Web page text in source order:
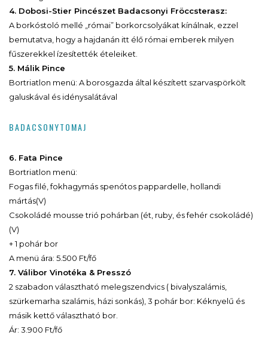
4. Dobosi-Stier Pincészet Badacsonyi Fröccsterasz:
A borkóstoló mellé „római” borkorcsolyákat kínálnak, ezzel
bemutatva, hogy a hajdanán itt élő római emberek milyen
fűszerekkel ízesítették ételeiket.
5. Málik Pince
Bortriatlon menü: A borosgazda által készített szarvaspörkölt
galuskával és idénysalátával
BADACSONYTOMAJ
6. Fata Pince
Bortriatlon menü:
Fogas filé, fokhagymás spenótos pappardelle, hollandi
mártás(V)
Csokoládé mousse trió pohárban (ét, ruby, és fehér csokoládé)
(V)
+ 1 pohár bor
A menü ára: 5.500 Ft/fő
7. Válibor Vinotéka & Presszó
2 szabadon választható melegszendvics ( bivalyszalámis,
szürkemarha szalámis, házi sonkás), 3 pohár bor: Kéknyelű és
másik kettő választható bor.
Ár: 3.900 Ft/fő